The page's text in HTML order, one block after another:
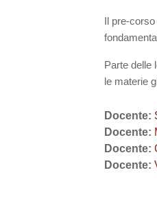
Il pre-
Parte delle
le materie
Docente:
Docente:
Docente:
Docente: